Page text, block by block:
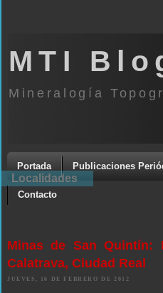
MTI
Mineralogía
Portada Publicaciones
Contacto
Minas de San Quintín:
Calatrava, Ciudad Real
JUEVES, 16 DE FEBRERO DE 2012
Localidades